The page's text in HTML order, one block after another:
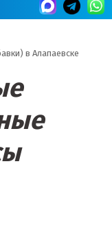
в Алапаевске